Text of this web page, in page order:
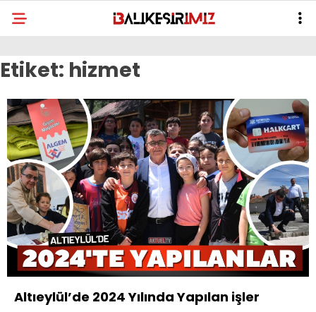
Etiket: hizmet
Altıeylül’de 2024 Yılında Yapılan işler